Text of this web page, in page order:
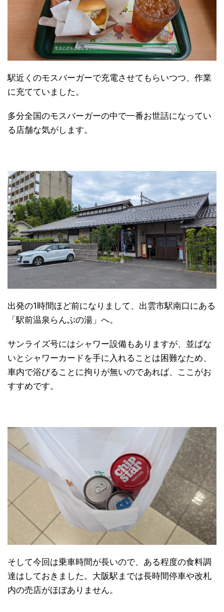
駅近くのモスバーガーで充電させてもらいつつ、作業
に充てていました。
多分全国のモスバーガーの中で一番お世話になってい
る店舗な気がします。
出発の1時間ほど前になりまして、出雲市駅南口にある
「駅前温泉らんぷの湯」へ。
サンライズ号にはシャワー設備もありますが、並ばな
いとシャワーカードを手に入れることは困難なため、
車内で浴びることに拘りが無いのであれば、ここがお
すすめです。
そして今回は乗車時間が長いので、ある程度の食料調
達はしておきました。大阪駅までは長時間停車や改札
内の売店がほぼありません。